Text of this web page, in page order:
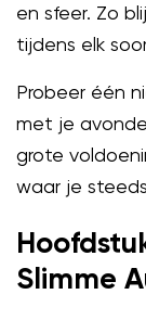
en sfeer. Zo
tijdens elk
Probeer één
met je
grote
waar je
Slimme